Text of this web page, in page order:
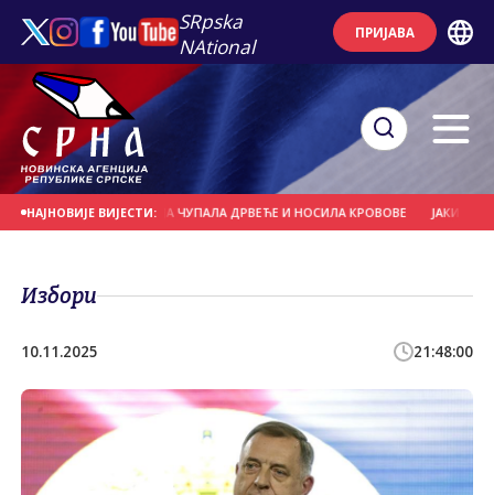
SRpska
NAtional
ПРИЈАВА
НАЈНОВИЈЕ ВИЈЕСТИ:
ДАН ОЛУЈА ЧУПАЛА ДРВЕЋЕ И НОСИЛА КРОВОВЕ ЈАКИ
Избори
10.11.2025 21:48:00